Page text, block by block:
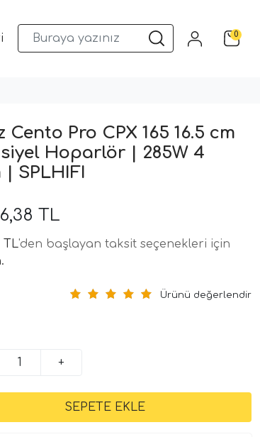
Musway DSP ve Araç Ses Sistemleri 0
Cento Pro CPX 165 16.5 cm
Hoparlör | 285W 4
| SPLHIFI
TL
TL'den başlayan taksit seçenekleri için
Ürünü değerlendir
+